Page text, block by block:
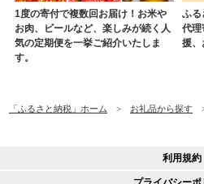
1度の寄付で複数回お届け！お米や
お肉、ビールなど、楽しみが続く人
気の定期便を一挙ご紹介いたしま
す。
ふる
代理
援、
「ふるさと納税」ホーム お礼品から探す
利用規約